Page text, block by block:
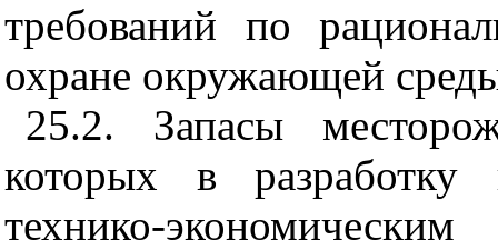
требований по
охране окружающей
25.2. Запасы
которых в
технико-